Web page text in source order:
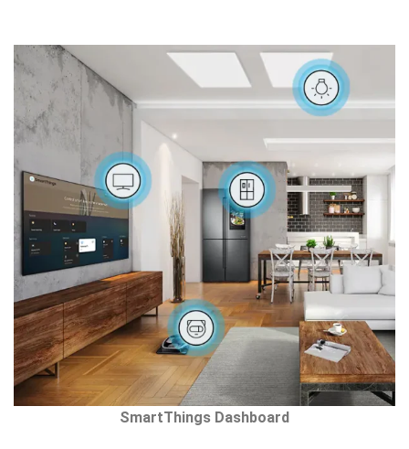
SmartThings Dashboard